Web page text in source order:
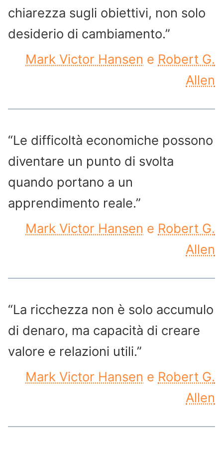
chiarezza sugli obiettivi, non solo
desiderio di cambiamento.”
Mark Victor Hansen e Robert G.
Allen
“Le difficoltà economiche possono
diventare un punto di svolta
quando portano a un
apprendimento reale.”
Mark Victor Hansen e Robert G.
Allen
“La ricchezza non è solo accumulo
di denaro, ma capacità di creare
valore e relazioni utili.”
Mark Victor Hansen e Robert G.
Allen